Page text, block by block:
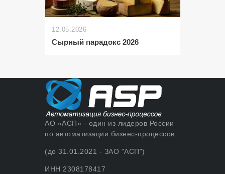
12.05.2026
Сырный парадокс 2026
АО «АСП» - один из лидеров России
по автоматизации бизнес-процессов.
(до 31.01.2021 - ЗАО "АСП")
ИНН 2308178417